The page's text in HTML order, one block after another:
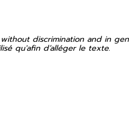
discrimination and in
qu'afin d’alléger le texte.